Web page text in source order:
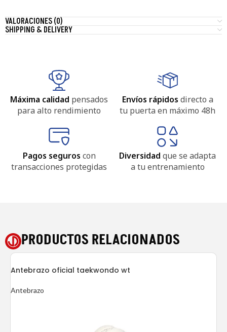
VALORACIONES (0)
SHIPPING & DELIVERY
Máxima calidad pensados
para alto rendimiento
Envíos rápidos directo a
tu puerta en máximo 48h
Pagos seguros con
transacciones protegidas
Diversidadque se adapta
a tu entrenamiento
PRODUCTOS RELACIONADOS
Antebrazo oficial taekwondo wt
Antebrazo